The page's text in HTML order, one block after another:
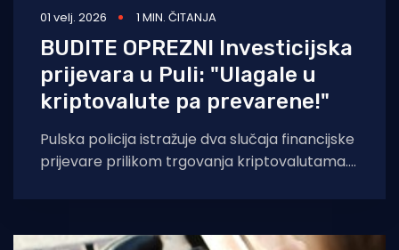
01 velj. 2026 1 MIN. ČITANJA
BUDITE OPREZNI Investicijska
prijevara u Puli: "Ulagale u
kriptovalute pa prevarene!"
Pulska policija istražuje dva slučaja financijske
prijevare prilikom trgovanja kriptovalutama.